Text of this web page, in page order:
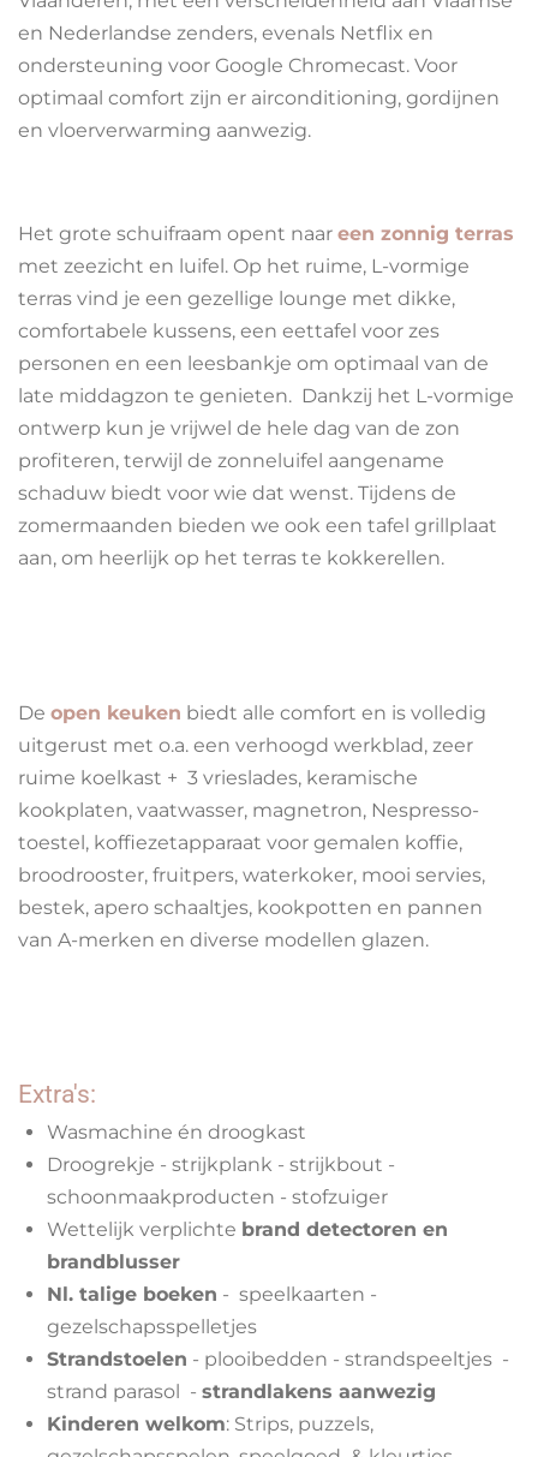
en Nederlandse zenders, evenals Netflix en
ondersteuning voor Google Chromecast. Voor
optimaal comfort zijn er airconditioning, gordijnen
en vloerverwarming aanwezig.
Het grote schuifraam opent naar een zonnig terras
met zeezicht en luifel. Op het ruime, L-vormige
terras vind je een gezellige lounge met dikke,
comfortabele kussens, een eettafel voor zes
personen en een leesbankje om optimaal van de
late middagzon te genieten. Dankzij het L-vormige
ontwerp kun je vrijwel de hele dag van de zon
profiteren, terwijl de zonneluifel aangename
schaduw biedt voor wie dat wenst. Tijdens de
zomermaanden bieden we ook een tafel grillplaat
aan, om heerlijk op het terras te kokkerellen.
De open keuken biedt alle comfort en is volledig
uitgerust met o.a. een verhoogd werkblad, zeer
ruime koelkast + 3 vrieslades, keramische
kookplaten, vaatwasser, magnetron, Nespresso-
toestel, koffiezetapparaat voor gemalen koffie,
broodrooster, fruitpers, waterkoker, mooi servies,
bestek, apero schaaltjes, kookpotten en pannen
van A-merken en diverse modellen glazen.
Extra's:
Wasmachine én droogkast
Droogrekje - strijkplank - strijkbout -
schoonmaakproducten - stofzuiger
Wettelijk verplichte brand detectoren en
brandblusser
Nl. talige boeken - speelkaarten -
gezelschapsspelletjes
Strandstoelen - plooibedden - strandspeeltjes -
strand parasol - strandlakens aanwezig
Kinderen welkom: Strips, puzzels,